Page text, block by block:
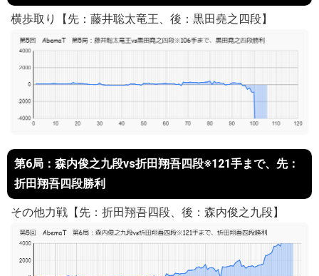
横歩取り【先：藤井聡太竜王、後：黒田堯之四段】
第6局：森内俊之九段vs折田翔吾四段※121手まで、先：
折田翔吾四段勝利
その他力戦【先：折田翔吾四段、後：森内俊之九段】